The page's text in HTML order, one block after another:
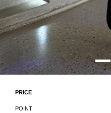
PRICE
POINT